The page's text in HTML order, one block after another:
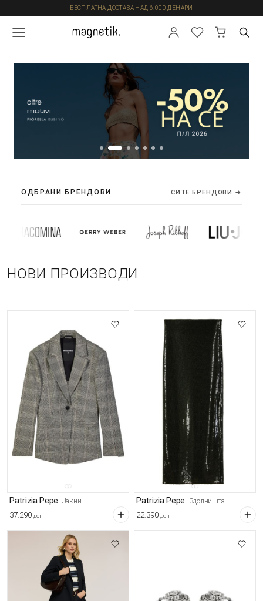
БЕСПЛАТНА ДОСТАВА НАД 6.000 ДЕНАРИ
ОДБРАНИ БРЕНДОВИ СИТЕ БРЕНДОВИ →
НОВИ ПРОИЗВОДИ
Patrizia Pepe Јакни
37.290 ден
Patrizia Pepe Здолништа
22.390 ден